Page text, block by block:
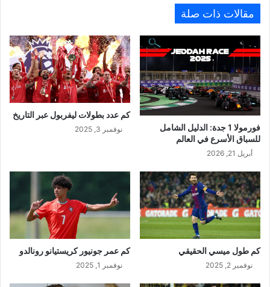
مقالات ذات صلة
فورمولا 1 جدة: الدليل الشامل
للسباق الأسرع في العالم
أبريل 21, 2026
كم عدد بطولات ليفربول عبر التاريخ
نوفمبر 3, 2025
كم طول ميسي الحقيقي
نوفمبر 2, 2025
كم عمر جونيور كريستيانو رونالدو
نوفمبر 1, 2025